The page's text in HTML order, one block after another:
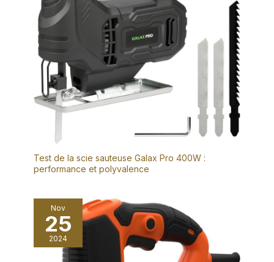
24T/1x lames 40T TCT), guide
parallèle, Toolkit de haute
qualité, 24 mois de support
Test de la scie sauteuse Galax Pro 400W :
performance et polyvalence
Nov
25
2024